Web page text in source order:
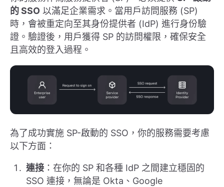
的 SSO 以滿足企業需求。當用戶訪問服務 (SP)
時，會被重定向至其身份提供者 (IdP) 進行身份驗
證。驗證後，用戶獲得 SP 的訪問權限，確保安全
且高效的登入過程。
為了成功實施 SP-啟動的 SSO，你的服務需要考慮
以下方面：
連接 ：在你的 SP 和各種 IdP 之間建立穩固的
SSO 連接，無論是 Okta、Google